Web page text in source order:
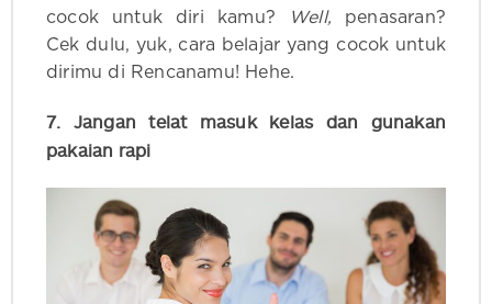
cocok untuk diri kamu?
Well, penasaran?
Cek dulu, yuk, cara belajar yang cocok untuk
dirimu di Rencanamu! Hehe.
7. Jangan telat masuk kelas dan gunakan
pakaian rapi